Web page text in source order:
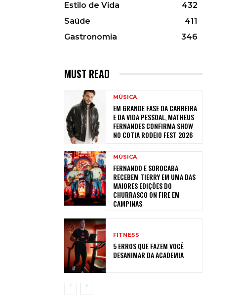
Estilo de Vida
432
Saúde
411
Gastronomia
346
MUST READ
MÚSICA
EM GRANDE FASE DA CARREIRA
E DA VIDA PESSOAL, MATHEUS
FERNANDES CONFIRMA SHOW
NO COTIA RODEIO FEST 2026
MÚSICA
FERNANDO E SOROCABA
RECEBEM TIERRY EM UMA DAS
MAIORES EDIÇÕES DO
CHURRASCO ON FIRE EM
CAMPINAS
FITNESS
5 ERROS QUE FAZEM VOCÊ
DESANIMAR DA ACADEMIA